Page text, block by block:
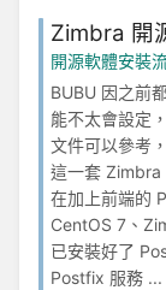
Zimbra 開
開源軟體安裝
BUBU 因之前
能不太會設定
文件可以參考
這一套 Zimbra
在加上前端的
CentOS 7、
已安裝好了
Postfix 服務 ...